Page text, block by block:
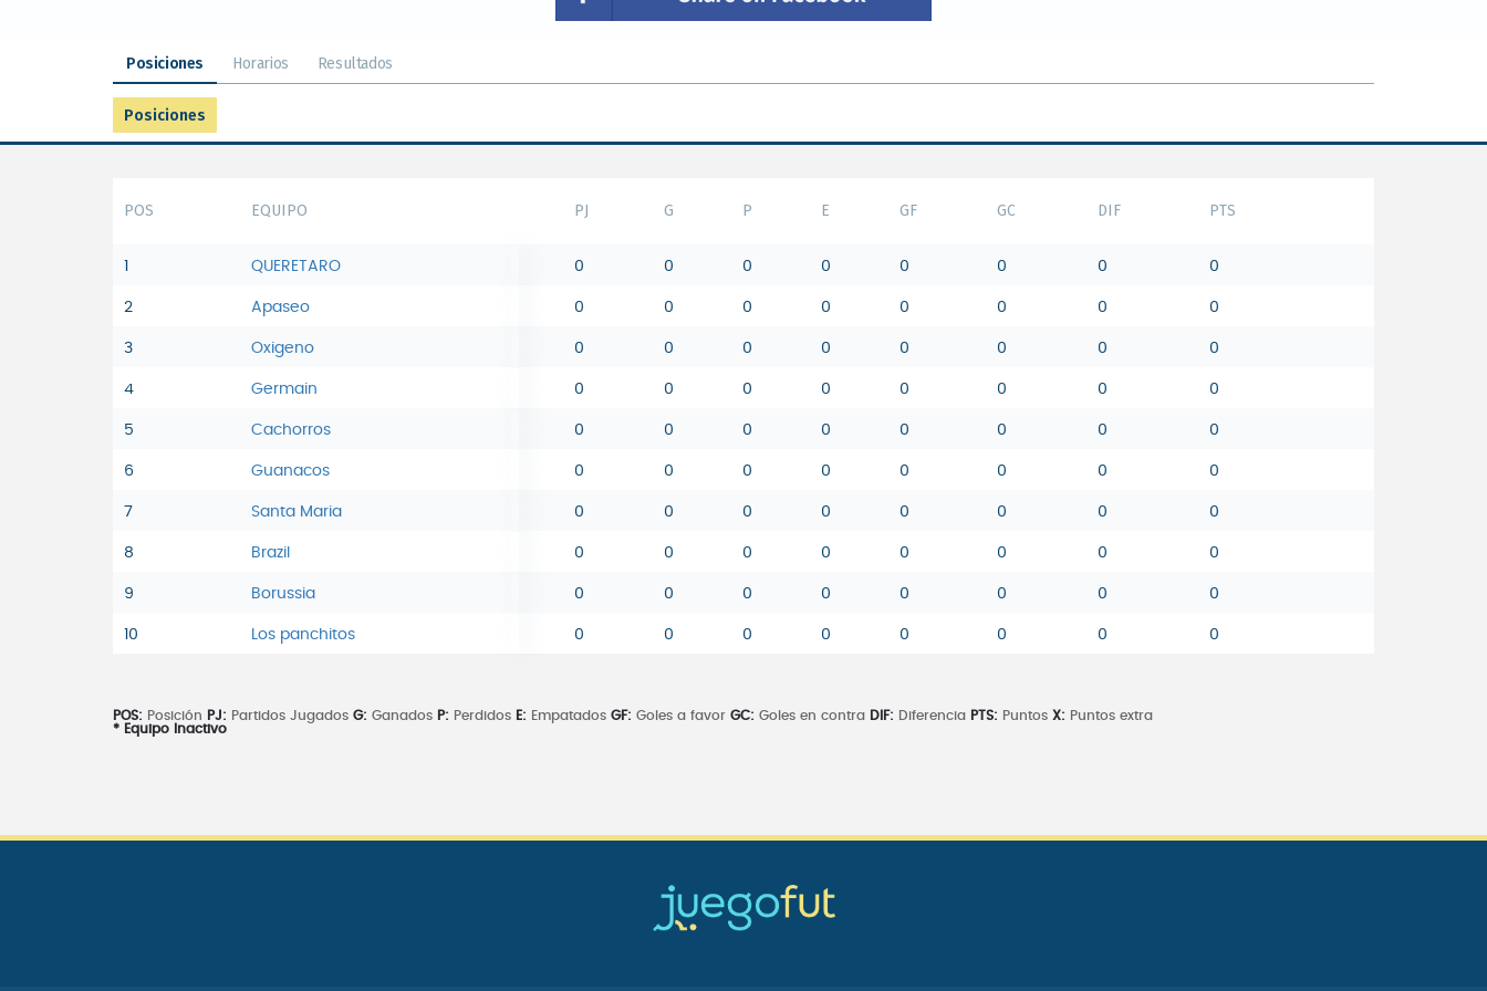
Posiciones Horarios Resultados
Posiciones
POS EQUIPO PJ G P E GF GC DIF PTS
QUERETARO 0 0 0 0 0 0 0 0
2 Apaseo 0 0 0 0 0 0 0 0
3 Oxigeno 0 0 0 0 0 0 0 0
4 Germain 0 0 0 0 0 0 0 0
5 Cachorros 0 0 0 0 0 0 0 0
6 Guanacos 0 0 0 0 0 0 0 0
7 Santa Maria 0 0 0 0 0 0 0 0
8 Brazil 0 0 0 0 0 0 0 0
9 Borussia 0 0 0 0 0 0 0 0
10 Los panchitos 0 0 0 0 0 0 0 0
POS: Posición PJ: Partidos Jugados G: Ganados P: Perdidos E: Empatados GF: Goles a favor GC: Goles en contra DIF: Diferencia PTS: Puntos X: Puntos extra
* Equipo Inactivo